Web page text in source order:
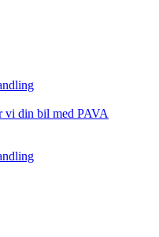
vi din bil med PAVA